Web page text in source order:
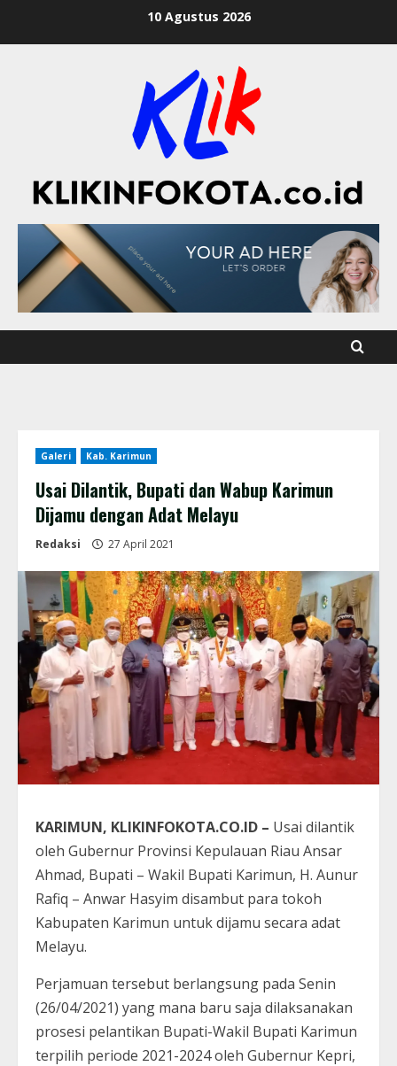
10 Agustus 2026
Galeri Kab. Karimun
Usai Dilantik, Bupati dan Wabup Karimun
Dijamu dengan Adat Melayu
Redaksi 27 April 2021
KARIMUN, KLIKINFOKOTA.CO.ID – Usai dilantik
oleh Gubernur Provinsi Kepulauan Riau Ansar
Ahmad, Bupati – Wakil Bupati Karimun, H. Aunur
Rafiq – Anwar Hasyim disambut para tokoh
Kabupaten Karimun untuk dijamu secara adat
Melayu.
Perjamuan tersebut berlangsung pada Senin
(26/04/2021) yang mana baru saja dilaksanakan
prosesi pelantikan Bupati-Wakil Bupati Karimun
terpilih periode 2021-2024 oleh Gubernur Kepri,